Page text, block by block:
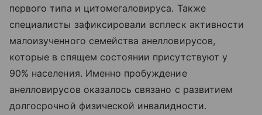
первого типа и цитомегаловируса. Также
специалисты зафиксировали всплеск активности
малоизученного семейства анелловирусов,
которые в спящем состоянии присутствуют у
90% населения. Именно пробуждение
анелловирусов оказалось связано с развитием
долгосрочной физической инвалидности.